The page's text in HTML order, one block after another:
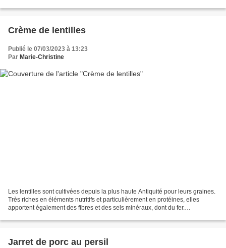
Crème de lentilles
Publié le 07/03/2023 à 13:23
Par Marie-Christine
Les lentilles sont cultivées depuis la plus haute Antiquité pour leurs graines.
Très riches en éléments nutritifs et particulièrement en protéines, elles
apportent également des fibres et des sels minéraux, dont du fer.
Jarret de porc au persil